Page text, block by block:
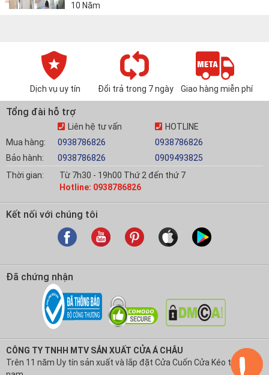
10 Năm
Dịch vụ uy tín Đổi trả trong 7 ngày Giao hàng miễn phí
Tổng đài hỗ trợ
Mua hàng:
Bảo hành:
Liên hệ tư vấn
0938786826
0938786826
HOTLINE
0938786826
0909493825
Thời gian:
Từ 7h30 - 19h00 Thứ 2 đến thứ 7
Hotline: 0938786826
Kết nối với chúng tôi
Đã chứng nhận
CÔNG TY TNHH MTV SẢN XUẤT CỬA Á CHÂU
Trên 11 năm Uy tín sản xuất và lắp đặt Cửa Cuốn Cửa Kéo tại Việt